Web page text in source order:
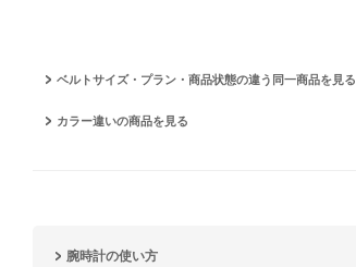
ベルトサイズ・プラン・商品状態の違う同一商品を見る
カラー違いの商品を見る
腕時計の使い方